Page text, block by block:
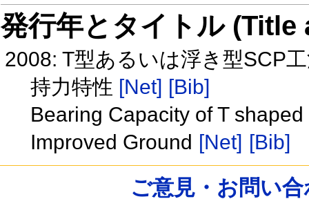
発行年とタイトル
2008: T型あるいは浮き型SCP
持力特性 [Net] [Bib]
Bearing Capacity of T
Improved Ground [Net] [Bib]
ご意見・お問い